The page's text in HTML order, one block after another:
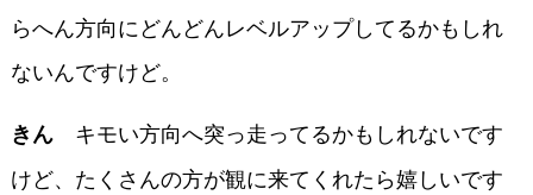
らへん方向にどんどんレベルアップしてるかもしれ
ないんですけど。
きんキモい方向へ突っ走ってるかもしれないです
けど、たくさんの方が観に来てくれたら嬉しいです